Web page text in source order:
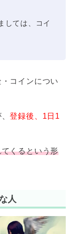
しては、コイ
コインについ
、登録後、1日1
くるという形
人